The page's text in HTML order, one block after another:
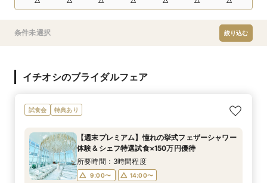
条件未選択 絞り込む
イチオシのブライダルフェア
試食会 特典あり
【週末プレミアム】憧れの挙式フェザーシャワー
体験＆シェフ特選試食×150万円優待
所要時間：3時間程度
9:00〜
14:00〜